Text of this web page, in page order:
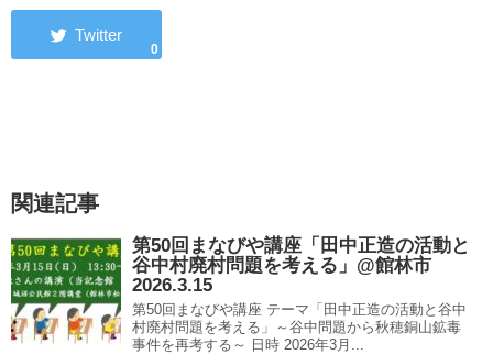
0
関連記事
第50回まなびや講座「田中正造の活動と
谷中村廃村問題を考える」@館林市
2026.3.15
第50回まなびや講座 テーマ「田中正造の活動と谷中
村廃村問題を考える」～谷中問題から秋穂銅山鉱毒
事件を再考する～ 日時 2026年3月...